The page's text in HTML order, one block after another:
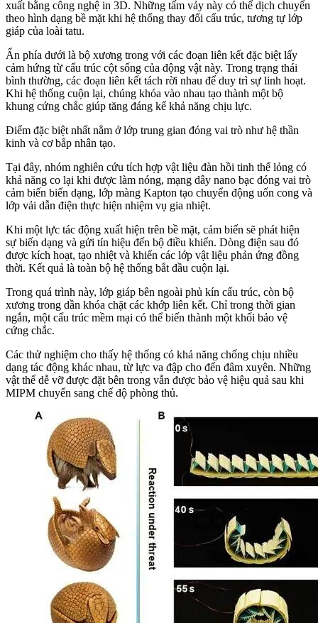
xuất bằng công nghệ in 3D. Những tấm vảy này có thể dịch chuyển
theo hình dạng bề mặt khi hệ thống thay đổi cấu trúc, tương tự lớp
giáp của loài tatu.
Ẩn phía dưới là bộ xương trong với các đoạn liên kết đặc biệt lấy
cảm hứng từ cấu trúc cột sống của động vật này. Trong trạng thái
bình thường, các đoạn liên kết tách rời nhau để duy trì sự linh hoạt.
Khi hệ thống cuộn lại, chúng khóa vào nhau tạo thành một bộ
khung cứng chắc giúp tăng đáng kể khả năng chịu lực.
Điểm đặc biệt nhất nằm ở lớp trung gian đóng vai trò như hệ thần
kinh và cơ bắp nhân tạo.
Tại đây, nhóm nghiên cứu tích hợp vật liệu đàn hồi tinh thể lỏng có
khả năng co lại khi được làm nóng, mạng dây nano bạc đóng vai trò
cảm biến biến dạng, lớp màng Kapton tạo chuyển động uốn cong và
lớp vải dẫn điện thực hiện nhiệm vụ gia nhiệt.
Khi một lực tác động xuất hiện trên bề mặt, cảm biến sẽ phát hiện
sự biến dạng và gửi tín hiệu đến bộ điều khiển. Dòng điện sau đó
được kích hoạt, tạo nhiệt và khiến các lớp vật liệu phản ứng đồng
thời. Kết quả là toàn bộ hệ thống bắt đầu cuộn lại.
Trong quá trình này, lớp giáp bên ngoài phủ kín cấu trúc, còn bộ
xương trong dần khóa chặt các khớp liên kết. Chỉ trong thời gian
ngắn, một cấu trúc mềm mại có thể biến thành một khối bảo vệ
cứng chắc.
Các thử nghiệm cho thấy hệ thống có khả năng chống chịu nhiều
dạng tác động khác nhau, từ lực va đập cho đến đâm xuyên. Những
vật thể dễ vỡ được đặt bên trong vẫn được bảo vệ hiệu quả sau khi
MIPM chuyển sang chế độ phòng thủ.